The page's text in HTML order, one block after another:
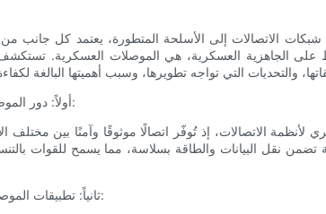
شبكات الاتصالات إلى الأسلحة المتطورة، يعتمد كل
على الجاهزية العسكرية، هي الموصلات العسكرية.
أولاً: دور الموصلات العسكرية في أنظمة الاتصالات:
الاتصالات، إذ تُوفّر اتصالًا موثوقًا وآمنًا بين مختلف
تضمن نقل البيانات والطاقة بسلاسة، مما يسمح للقوات
ثانياً: تطبيقات الموصلات العسكرية عبر البر والبحر والجو: